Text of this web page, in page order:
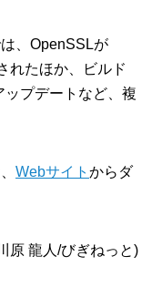
、OpenSSLが
れたほか、ビルド
プデートなど、複
Webサイト からダ
原 龍人/びぎねっと)